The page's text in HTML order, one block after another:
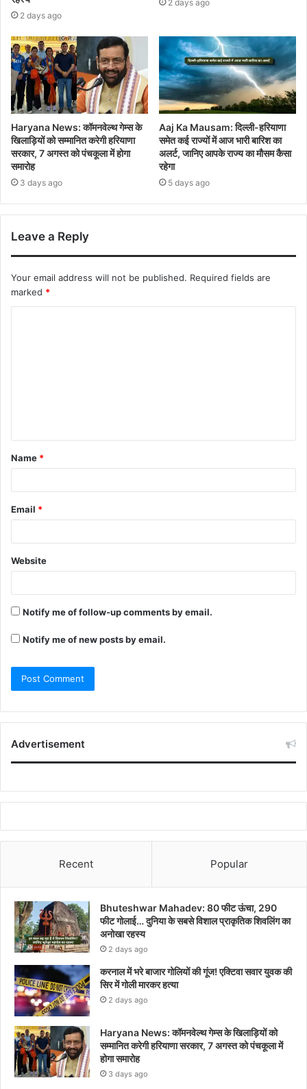
2 days ago
2 days ago
Haryana News: कॉमनवेल्थ गेम्स के
खिलाड़ियों को सम्मानित करेगी हरियाणा
सरकार, 7 अगस्त को पंचकूला में होगा
समारोह
3 days ago
Aaj Ka Mausam: दिल्ली-हरियाणा
समेत कई राज्यों में आज भारी बारिश का
अलर्ट, जानिए आपके राज्य का मौसम कैसा
रहेगा
5 days ago
Leave a Reply
Your email address will not be published. Required fields are
marked *
Name *
Email *
Website
Notify me of follow-up comments by email.
Notify me of new posts by email.
Advertisement
Recent Popular
Bhuteshwar Mahadev: 80 फीट ऊंचा, 290
फीट गोलाई… दुनिया के सबसे विशाल प्राकृतिक शिवलिंग का
अनोखा रहस्य
2 days ago
करनाल में भरे बाजार गोलियों की गूंज! एक्टिवा सवार युवक की
सिर में गोली मारकर हत्या
2 days ago
Haryana News: कॉमनवेल्थ गेम्स के खिलाड़ियों को
सम्मानित करेगी हरियाणा सरकार, 7 अगस्त को पंचकूला में
होगा समारोह
3 days ago